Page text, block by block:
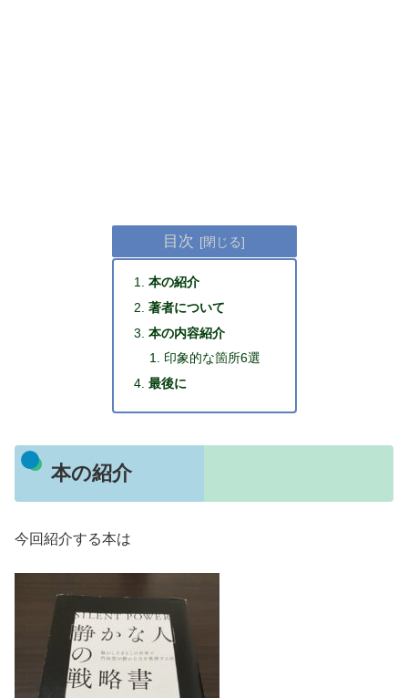
目次
本の紹介
著者について
本の内容紹介
印象的な箇所6選
最後に
本の紹介
今回紹介する本は